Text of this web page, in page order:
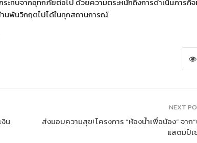
นพ้นวิกฤตไปได้ในทุกสถานการณ์
น
NEXT
ส่งมอบความสุข! โครงการ “ห้องน้ำเพื่อน้อง” จา
แสตมป์เ